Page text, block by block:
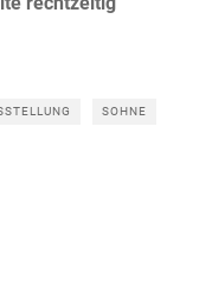
SOHNE